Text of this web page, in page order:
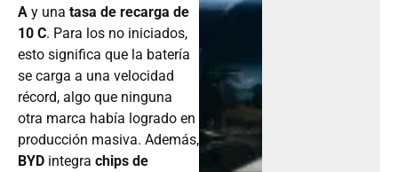
A y una tasa de recarga de
10 C. Para los no iniciados,
esto significa que la batería
se carga a una velocidad
récord, algo que ninguna
otra marca había logrado en
producción masiva. Además,
BYD integra chips de